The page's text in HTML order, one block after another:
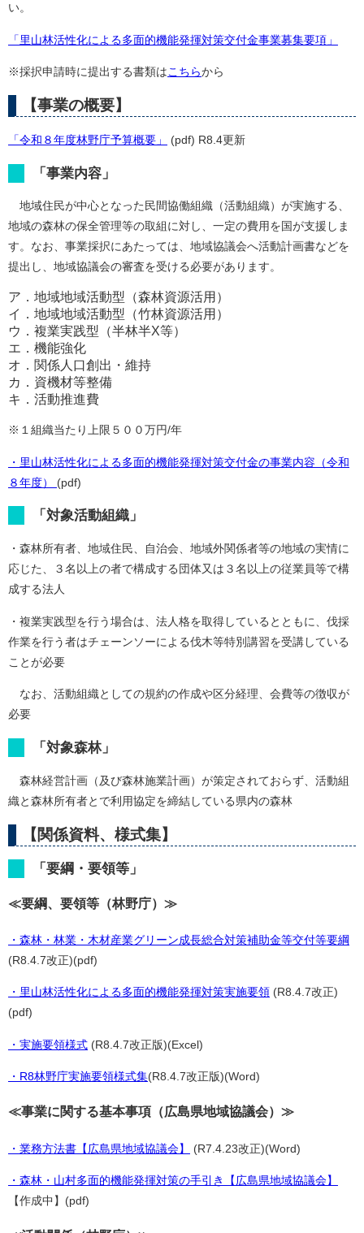
い。
「里山林活性化による多面的機能発揮対策交付金事業募集要項」
※採択申請時に提出する書類はこちらから
【事業の概要】
「令和８年度林野庁予算概要」 (pdf) R8.4更新
「事業内容」
地域住民が中心となった民間協働組織（活動組織）が実施する、
地域の森林の保全管理等の取組に対し、一定の費用を国が支援しま
す。なお、事業採択にあたっては、地域協議会へ活動計画書などを
提出し、地域協議会の審査を受ける必要があります。
ア．地域地域活動型（森林資源活用）
イ．地域地域活動型（竹林資源活用）
ウ．複業実践型（半林半X等）
エ．機能強化
オ．関係人口創出・維持
カ．資機材等整備
キ．活動推進費
※１組織当たり上限５００万円/年
・里山林活性化による多面的機能発揮対策交付金の事業内容（令和
８年度） (pdf)
「対象活動組織」
・森林所有者、地域住民、自治会、地域外関係者等の地域の実情に
応じた、３名以上の者で構成する団体又は３名以上の従業員等で構
成する法人
・複業実践型を行う場合は、法人格を取得しているとともに、伐採
作業を行う者はチェーンソーによる伐木等特別講習を受講している
ことが必要
なお、活動組織としての規約の作成や区分経理、会費等の徴収が
必要
「対象森林」
森林経営計画（及び森林施業計画）が策定されておらず、活動組
織と森林所有者とで利用協定を締結している県内の森林
【関係資料、様式集】
「要綱・要領等」
≪要綱、要領等（林野庁）≫
・森林・林業・木材産業グリーン成長総合対策補助金等交付等要綱
(R8.4.7改正)(pdf)
・里山林活性化による多面的機能発揮対策実施要領 (R8.4.7改正)
(pdf)
・実施要領様式 (R8.4.7改正版)(Excel)
・R8林野庁実施要領様式集(R8.4.7改正版)(Word)
≪事業に関する基本事項（広島県地域協議会）≫
・業務方法書【広島県地域協議会】 (R7.4.23改正)(Word)
・森林・山村多面的機能発揮対策の手引き【広島県地域協議会】
【作成中】(pdf)